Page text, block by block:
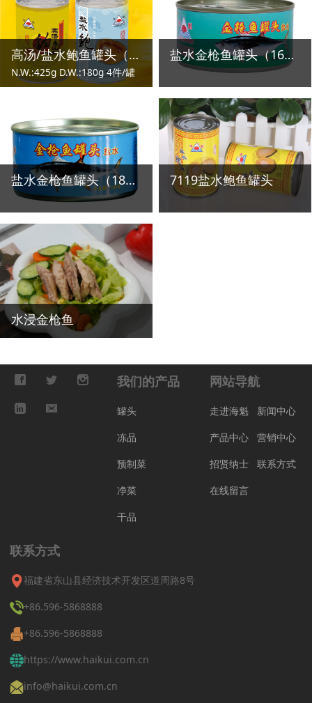
高汤/盐水鲍鱼罐头（425g）
N.W.:425g D.W.:180g 4件/罐
盐水金枪鱼罐头（160g）
盐水金枪鱼罐头（185g） 7119盐水鲍鱼罐头
水浸金枪鱼
我们的产品
罐头
冻品
预制菜
净菜
干品
网站导航
走进海魁
新闻中心
产品中心
营销中心
招贤纳士
联系方式
在线留言
联系方式
福建省东山县经济技术开发区道周路8号
+86.596-5868888
+86.596-5868888
https://www.haikui.com.cn
info@haikui.com.cn